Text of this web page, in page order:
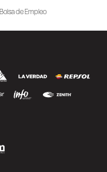
Bolsa de Empleo